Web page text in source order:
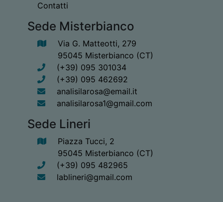
Contatti
Sede Misterbianco
Via G. Matteotti, 279
95045 Misterbianco (CT)
(+39) 095 301034
(+39) 095 462692
analisilarosa@email.it
analisilarosa1@gmail.com
Sede Lineri
Piazza Tucci, 2
95045 Misterbianco (CT)
(+39) 095 482965
lablineri@gmail.com